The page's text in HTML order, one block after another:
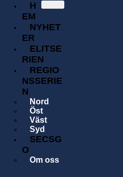
H
EM
NYHET
ER
ELITSE
RIEN
REGIO
NSSERIE
N
Nord
Öst
Väst
Syd
SECSG
O
Om oss